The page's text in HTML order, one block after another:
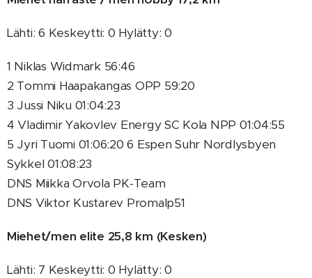
Lähti: 6 Keskeytti: 0 Hylätty: 0
1 Niklas Widmark 56:46
2 Tommi Haapakangas OPP 59:20
3 Jussi Niku 01:04:23
4 Vladimir Yakovlev Energy SC Kola NPP 01:04:55
5 Jyri Tuomi 01:06:20 6 Espen Suhr Nordlysbyen
Sykkel 01:08:23
DNS Miikka Orvola PK-Team
DNS Viktor Kustarev Promalp51
Miehet/men elite 25,8 km (Kesken)
Lähti: 7 Keskeytti: 0 Hylätty: 0